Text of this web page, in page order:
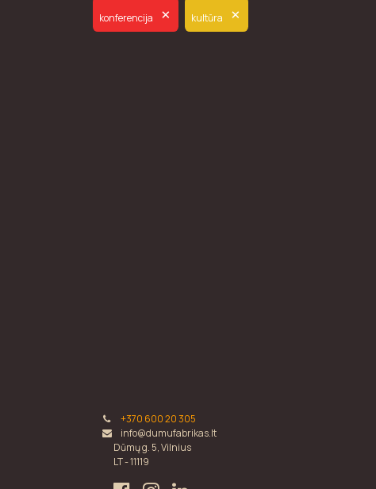
konferencija × kultūra ×
+370 600 20 305
info@dumufabrikas.lt
Dūmų g. 5, Vilnius
LT - 11119